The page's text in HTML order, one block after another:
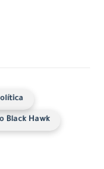
Black Hawk